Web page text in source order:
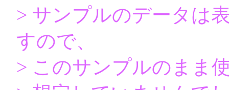
> サンプルのデータは
すので、
> このサンプルのまま